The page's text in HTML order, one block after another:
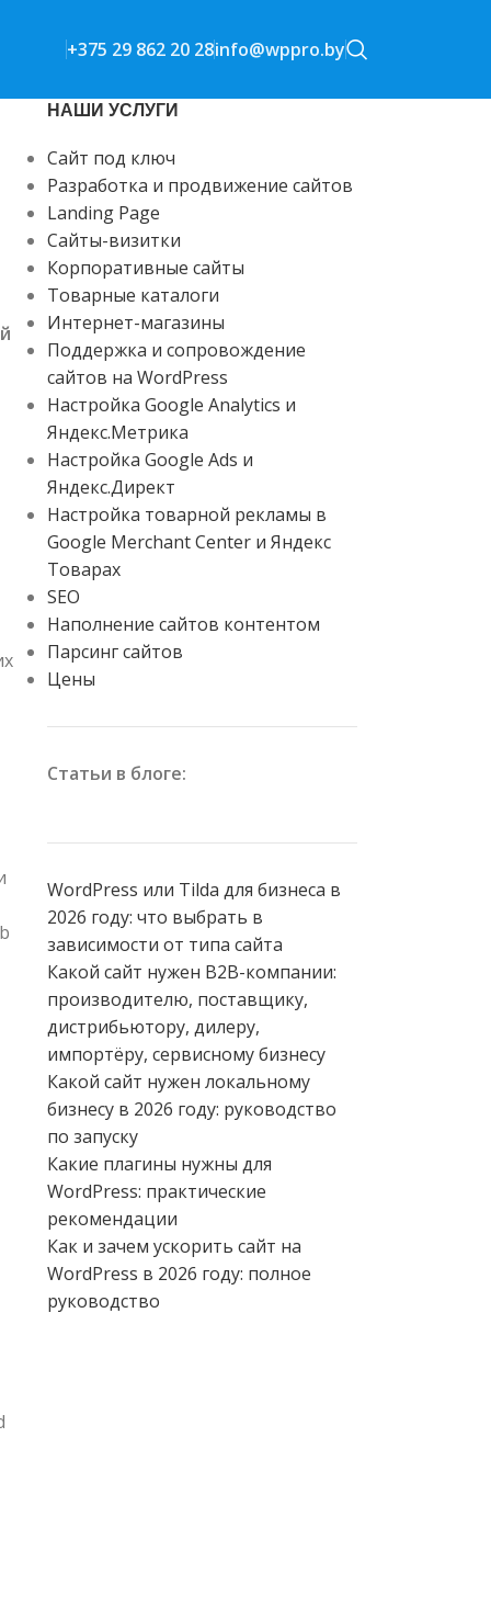
+375 29 862 20 28info@wppro.by
НАШИ УСЛУГИ
Сайт под ключ
Разработка и продвижение сайтов
Landing Page
Сайты-визитки
Корпоративные сайты
Товарные каталоги
Интернет-магазины
Поддержка и сопровождение
сайтов на WordPress
Настройка Google Analytics и
Яндекс.Метрика
Настройка Google Ads и
Яндекс.Директ
Настройка товарной рекламы в
Google Merchant Center и Яндекс
Товарах
SEO
Наполнение сайтов контентом
Парсинг сайтов
Цены
Статьи в блоге:
WordPress или Tilda для бизнеса в
2026 году: что выбрать в
зависимости от типа сайта
Какой сайт нужен B2B-компании:
производителю, поставщику,
дистрибьютору, дилеру,
импортёру, сервисному бизнесу
Какой сайт нужен локальному
бизнесу в 2026 году: руководство
по запуску
Какие плагины нужны для
WordPress: практические
рекомендации
Как и зачем ускорить сайт на
WordPress в 2026 году: полное
руководство